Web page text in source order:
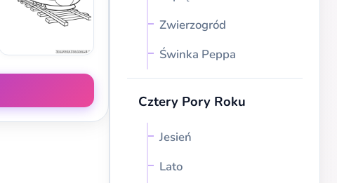
Zwierzogród
Świnka Peppa
Cztery Pory Roku
Jesień
Lato